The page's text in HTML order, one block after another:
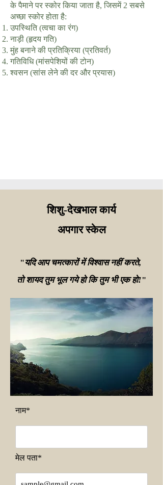
के पैमाने पर स्कोर किया जाता है, जिसमें 2 सबसे
अच्छा स्कोर होता है:
उपस्थिति (त्वचा का रंग)
नाड़ी (हृदय गति)
मुंह बनाने की प्रतिक्रिया (प्रतिवर्त)
गतिविधि (मांसपेशियों की टोन)
श्वसन (सांस लेने की दर और प्रयास)
शिशु-देखभाल कार्य
अपगार स्केल
"यदि आप चमत्कारों में विश्वास नहीं करते,
तो शायद तुम भूल गये हो कि तुम भी एक हो!"
नाम*
मेल पता*